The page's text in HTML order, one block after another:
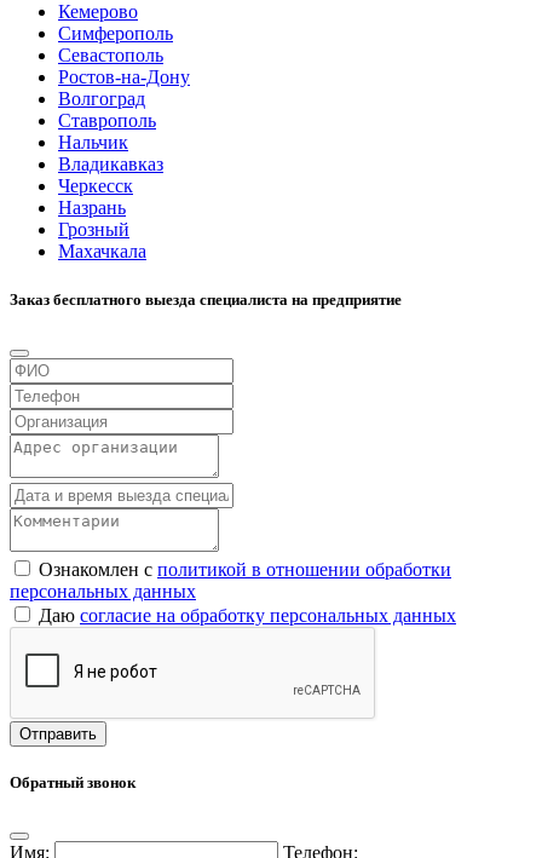
Кемерово
Симферополь
Севастополь
Ростов-на-Дону
Волгоград
Ставрополь
Нальчик
Владикавказ
Черкесск
Назрань
Грозный
Махачкала
Заказ бесплатного выезда специалиста на предприятие
Ознакомлен с политикой в отношении обработки
персональных данных
Даю согласие на обработку персональных данных
Обратный звонок
Имя: Телефон: